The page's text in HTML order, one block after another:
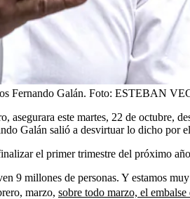
Fernando Galán. Foto: ESTEBAN
este martes, 22 de octubre,
Galán salió a desvirtuar lo dicho por
el primer trimestre del próximo
9 millones de personas. Y estamos
marzo, sobre todo marzo, el